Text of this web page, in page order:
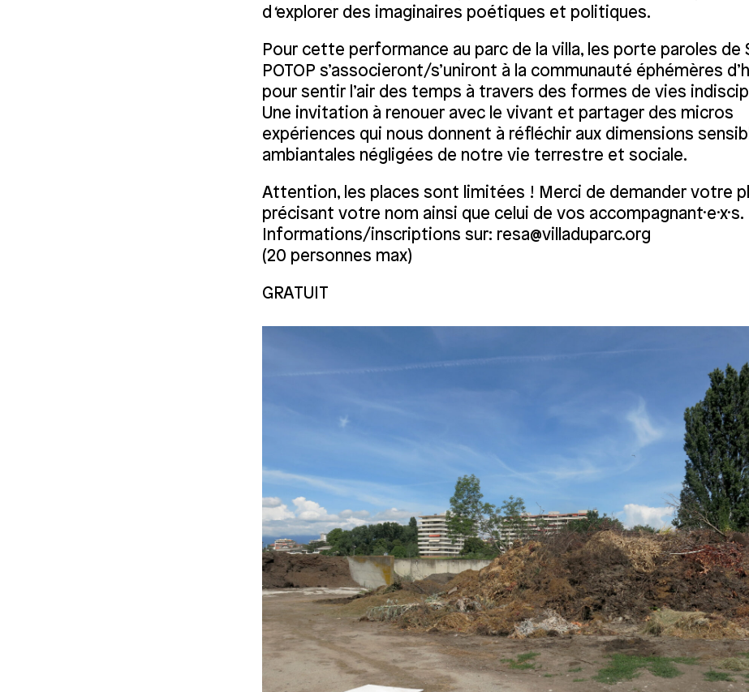
d ‘explorer des imaginaires poétiques et politiques.
Pour cette performance au parc de la villa, les porte paroles de
POTOP s’associeront/s’uniront à la communauté éphémères
pour sentir l’air des temps à travers des formes de vies
Une invitation à renouer avec le vivant et partager des micros
expériences qui nous donnent à réfléchir aux dimensions
ambiantales négligées de notre vie terrestre et sociale.
Attention, les places sont limitées ! Merci de demander votre
précisant votre nom ainsi que celui de vos accompagnant·e·x·s.
Informations/inscriptions sur: resa@villaduparc.org
(20 personnes max)
GRATUIT